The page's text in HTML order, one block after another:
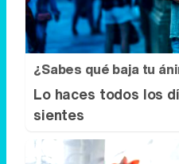
¿Sabes qué baja tu
Lo haces todos los
sientes